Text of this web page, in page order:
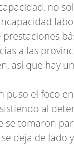
no
a las
así que hay
puso el foco
al
se tomaron
deja de